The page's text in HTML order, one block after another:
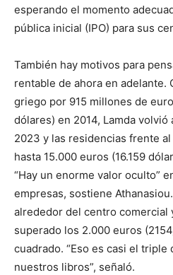
esperando el momento
pública inicial (IPO) para sus
También hay motivos para
rentable de ahora en adelante.
griego por 915 millones de
dólares) en 2014, Lamda
2023 y las residencias frente
hasta 15.000 euros (16.159
“Hay un enorme valor oculto”
empresas, sostiene
alrededor del centro comercial
superado los 2.000 euros
cuadrado. “Eso es casi el
nuestros libros”, señaló.